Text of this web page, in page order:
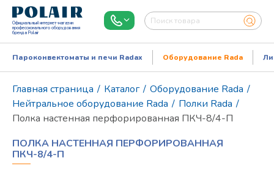
Официальный интернет-магазин
профессионального оборудования
бренда Polair
Пароконвектоматы и печи Radax Оборудование Rada
Главная страница / Каталог / Оборудование Rada /
Нейтральное оборудование Rada / Полки Rada /
Полка настенная перфорированная ПКЧ-8/4-П
ПОЛКА НАСТЕННАЯ ПЕРФОРИРОВАННАЯ
ПКЧ-8/4-П